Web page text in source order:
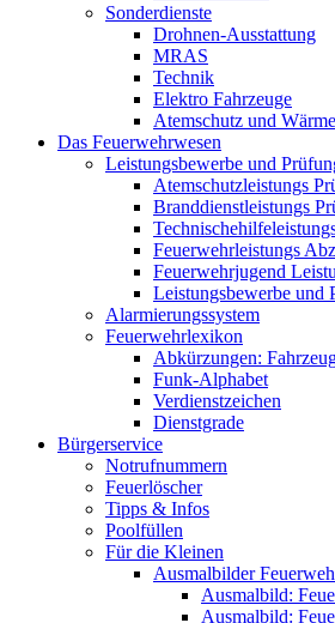
Sonderdienste
Drohnen-Ausstattung
MRAS
Technik
Elektro Fahrzeuge
Atemschutz und
Das Feuerwehrwesen
Leistungsbewerbe und
Atemschutzleistungs
Branddienstleistungs
Feuerwehrleistungs
Feuerwehrjugend
Leistungsbewerbe und
Alarmierungssystem
Feuerwehrlexikon
Abkürzungen:
Funk-Alphabet
Verdienstzeichen
Dienstgrade
Bürgerservice
Notrufnummern
Feuerlöscher
Tipps & Infos
Poolfüllen
Für die Kleinen
Ausmalbilder
Ausmalbild:
Ausmalbild: